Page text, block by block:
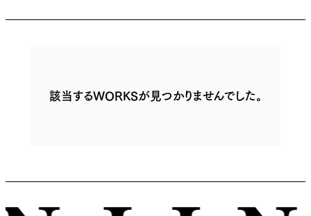
該当するWORKSが見つかりませんでした。